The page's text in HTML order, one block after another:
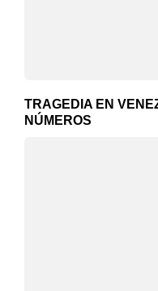
TRAGEDIA EN
NÚMEROS